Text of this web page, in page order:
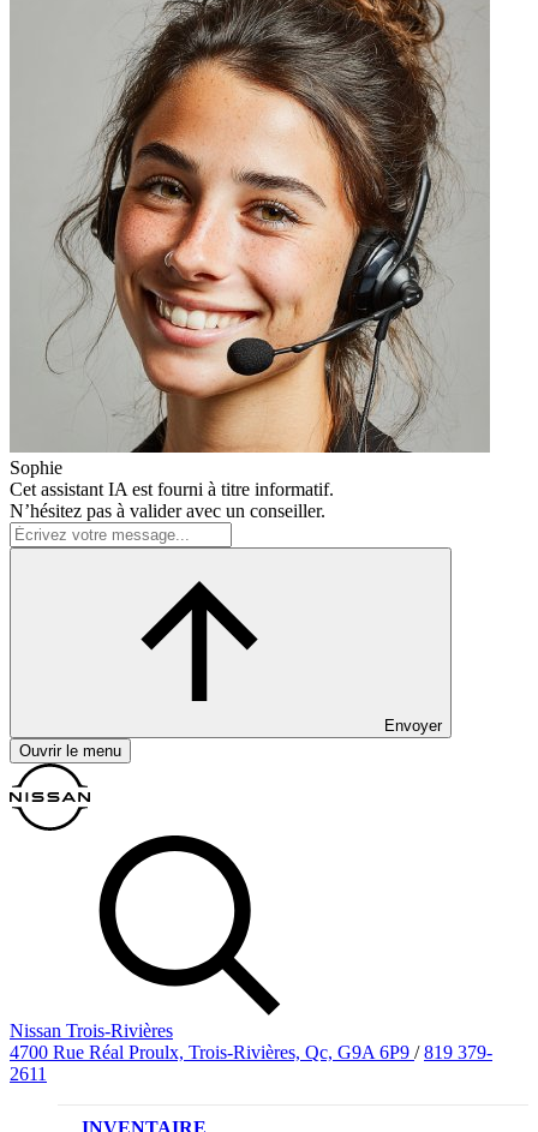
Sophie
Cet assistant IA est fourni à titre informatif.
N’hésitez pas à valider avec un conseiller.
Envoyer
Ouvrir le menu
Nissan Trois-Rivières
4700 Rue Réal Proulx, Trois-Rivières, Qc, G9A 6P9 / 819 379-
2611
INVENTAIRE